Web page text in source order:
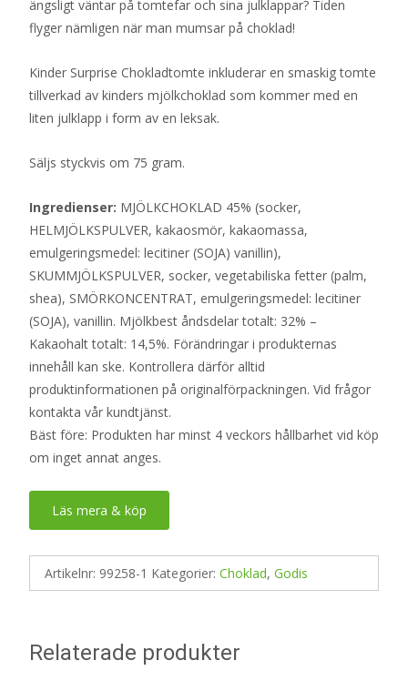
ängsligt väntar på tomtefar och sina julklappar? Tiden
flyger nämligen när man mumsar på choklad!
Kinder Surprise Chokladtomte inkluderar en smaskig tomte
tillverkad av kinders mjölkchoklad som kommer med en
liten julklapp i form av en leksak.
Säljs styckvis om 75 gram.
Ingredienser: MJÖLKCHOKLAD 45% (socker,
HELMJÖLKSPULVER, kakaosmör, kakaomassa,
emulgeringsmedel: lecitiner (SOJA) vanillin),
SKUMMJÖLKSPULVER, socker, vegetabiliska fetter (palm,
shea), SMÖRKONCENTRAT, emulgeringsmedel: lecitiner
(SOJA), vanillin. Mjölkbest åndsdelar totalt: 32% –
Kakaohalt totalt: 14,5%. Förändringar i produkternas
innehåll kan ske. Kontrollera därför alltid
produktinformationen på originalförpackningen. Vid frågor
kontakta vår kundtjänst.
Bäst före: Produkten har minst 4 veckors hållbarhet vid köp
om inget annat anges.
Läs mera & köp
Artikelnr: 99258-1 Kategorier: Choklad, Godis
Relaterade produkter